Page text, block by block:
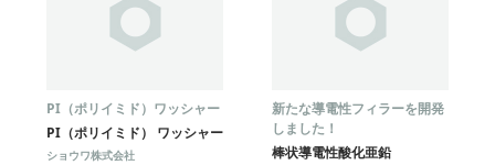
PI（ポリイミド）ワッシャー
PI（ポリイミド） ワッシャー
ショウワ株式会社
新たな導電性フィラーを開発
しました！
棒状導電性酸化亜鉛